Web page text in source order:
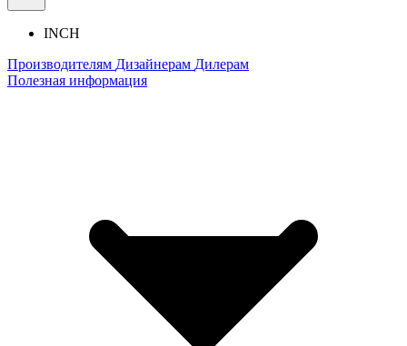
INCH
Производителям Дизайнерам Дилерам
Полезная информация